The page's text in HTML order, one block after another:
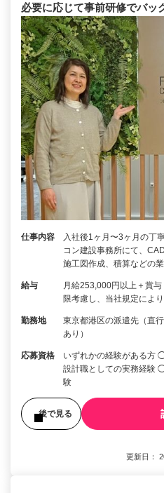
必要に応じて事前研修でバッ
仕事内容
入社後1ヶ月〜3ヶ月の丁
コン建設事務所にて、
施工図作成、積算などの
給与
月給253,000円以上＋賞
限考慮し、当社規定によ
勤務地
東京都港区の派遣先（直
あり）
応募資格
いずれかの経験がある方
設計職としての実務経験
験
後で見る
更新日：